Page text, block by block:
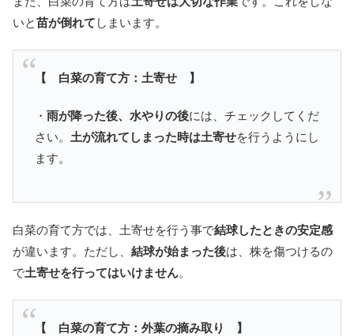
いと苗が倒れて しまいます。
【 白菜の育て方：土寄せ 】
・ 雨が降った後、水やりの後には、チェックしてくだ
さい。 土が流れてしまった時は土寄せを行うようにし
ます。
白菜の育て方では、土寄せを行う事で結球したときの安定感
が違います。ただし、 結球が始まった後は、株を傷つけるの
で土寄せを行ってはいけません。
【 白菜の育て方：外葉の摘み取り 】